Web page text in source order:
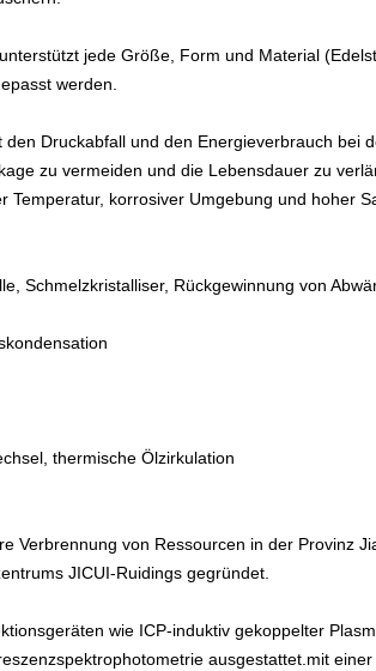
jede Größe, Form und Material
werden.
Druckabfall und den Energieverbrauch bei
zu vermeiden und die Lebensdauer zu
Temperatur, korrosiver Umgebung und hoher
Schmelzkristalliser, Rückgewinnung von
thermische Ölzirkulation
Verbrennung von Ressourcen in der Provinz
JICUI-Ruidings gegründet.
wie ICP-induktiv gekoppelter
ausgestattet.mit